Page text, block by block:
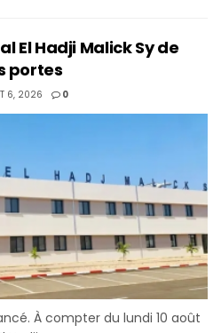
El Hadji Malick Sy de
portes
6, 2026 0
À compter du lundi 10 août